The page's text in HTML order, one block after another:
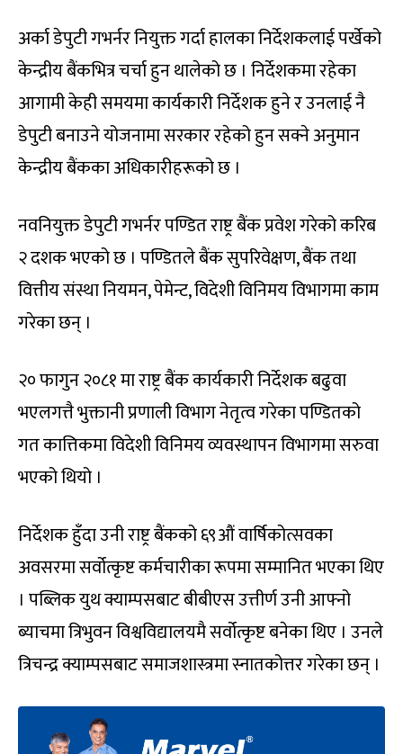
अर्का डेपुटी गभर्नर नियुक्त गर्दा हालका निर्देशकलाई पर्खेको
केन्द्रीय बैंकभित्र चर्चा हुन थालेको छ । निर्देशकमा रहेका
आगामी केही समयमा कार्यकारी निर्देशक हुने र उनलाई नै
डेपुटी बनाउने योजनामा सरकार रहेको हुन सक्ने अनुमान
केन्द्रीय बैंकका अधिकारीहरूको छ ।
नवनियुक्त डेपुटी गभर्नर पण्डित राष्ट्र बैंक प्रवेश गरेको करिब
२ दशक भएको छ । पण्डितले बैंक सुपरिवेक्षण, बैंक तथा
वित्तीय संस्था नियमन, पेमेन्ट, विदेशी विनिमय विभागमा काम
गरेका छन् ।
२० फागुन २०८१ मा राष्ट्र बैंक कार्यकारी निर्देशक बढुवा
भएलगत्तै भुक्तानी प्रणाली विभाग नेतृत्व गरेका पण्डितको
गत कात्तिकमा विदेशी विनिमय व्यवस्थापन विभागमा सरुवा
भएको थियो ।
निर्देशक हुँदा उनी राष्ट्र बैंकको ६९औं वार्षिकोत्सवका
अवसरमा सर्वोत्कृष्ट कर्मचारीका रूपमा सम्मानित भएका थिए
। पब्लिक युथ क्याम्पसबाट बीबीएस उत्तीर्ण उनी आफ्नो
ब्याचमा त्रिभुवन विश्वविद्यालयमै सर्वोत्कृष्ट बनेका थिए । उनले
त्रिचन्द्र क्याम्पसबाट समाजशास्त्रमा स्नातकोत्तर गरेका छन् ।